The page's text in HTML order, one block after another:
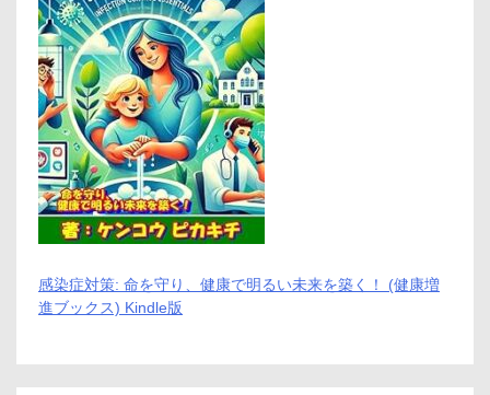
感染症対策: 命を守り、健康で明るい未来を築く！ (健康増
進ブックス) Kindle版